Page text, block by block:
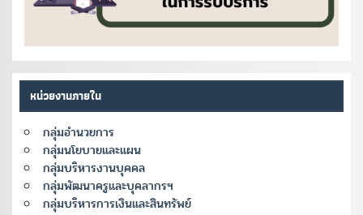
หน่วยงานภายใน
กลุ่มอำนวยการ
กลุ่มนโยบายและแผน
กลุ่มบริหารงานบุคคล
กลุ่มพัฒนาครูและบุคลากรฯ
กลุ่มบริหารการเงินและสินทรัพย์